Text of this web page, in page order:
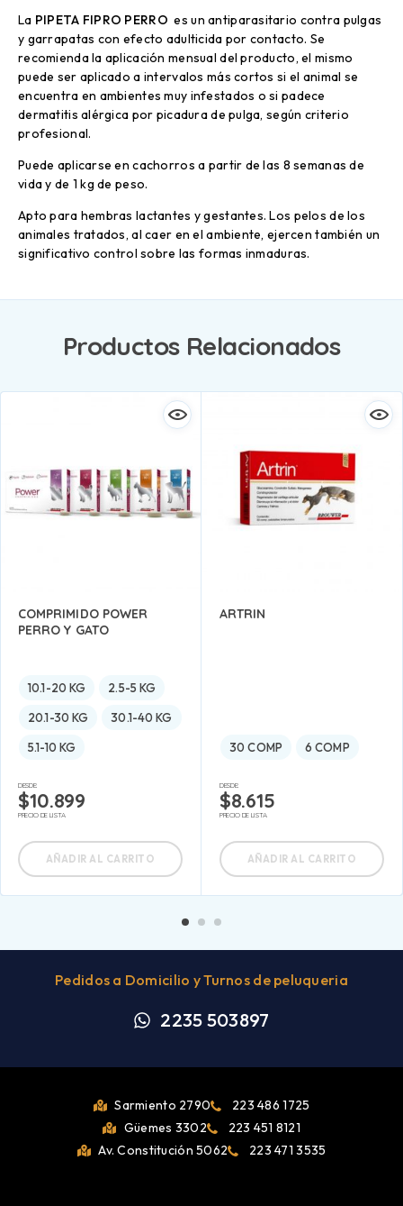
La PIPETA FIPRO PERRO es un antiparasitario contra pulgas
y garrapatas con efecto adulticida por contacto. Se
recomienda la aplicación mensual del producto, el mismo
puede ser aplicado a intervalos más cortos si el animal se
encuentra en ambientes muy infestados o si padece
dermatitis alérgica por picadura de pulga, según criterio
profesional.
Puede aplicarse en cachorros a partir de las 8 semanas de
vida y de 1 kg de peso.
Apto para hembras lactantes y gestantes. Los pelos de los
animales tratados, al caer en el ambiente, ejercen también un
significativo control sobre las formas inmaduras.
Productos Relacionados
COMPRIMIDO POWER
PERRO Y GATO
10.1-20 KG 2.5-5 KG
20.1-30 KG 30.1-40 KG
5.1-10 KG
DESDE:
$10.899
PRECIO DE LISTA
AÑADIR AL CARRITO
ARTRIN
30 COMP 6 COMP
DESDE:
$8.615
PRECIO DE LISTA
AÑADIR AL CARRITO
Pedidos a Domicilio y Turnos de peluqueria
2235 503897
Sarmiento 2790
223 486 1725
Güemes 3302
223 451 8121
Av. Constitución 5062
223 471 3535